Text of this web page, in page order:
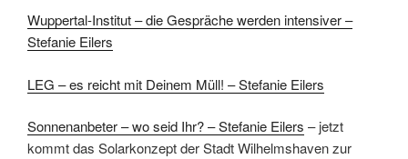
Wuppertal-Institut – die Gespräche werden intensiver –
Stefanie Eilers
LEG – es reicht mit Deinem Müll! – Stefanie Eilers
Sonnenanbeter – wo seid Ihr? – Stefanie Eilers – jetzt
kommt das Solarkonzept der Stadt Wilhelmshaven zur